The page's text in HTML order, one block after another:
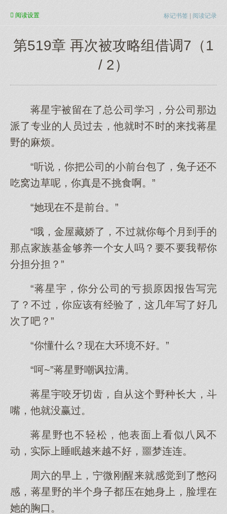
标记书签 | 阅读记录
阅读设置
第519章 再次被攻略组借调7（1
/ 2）
蒋星宇被留在了总公司学习，分公司那边
派了专业的人员过去，他就时不时的来找蒋星
野的麻烦。
“听说，你把公司的小前台包了，兔子还不
吃窝边草呢，你真是不挑食啊。”
“她现在不是前台。”
“哦，金屋藏娇了，不过就你每个月到手的
那点家族基金够养一个女人吗？要不要我帮你
分担分担？”
“蒋星宇，你分公司的亏损原因报告写完
了？不过，你应该有经验了，这几年写了好几
次了吧？”
“你懂什么？现在大环境不好。”
“呵~”蒋星野嘲讽拉满。
蒋星宇咬牙切齿，自从这个野种长大，斗
嘴，他就没赢过。
蒋星野也不轻松，他表面上看似八风不
动，实际上睡眠越来越不好，噩梦连连。
周六的早上，宁微刚醒来就感觉到了憋闷
感，蒋星野的半个身子都压在她身上，脸埋在
她的胸口。